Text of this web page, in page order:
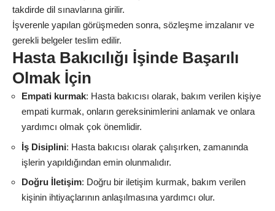
takdirde dil sınavlarına girilir.
İşverenle yapılan görüşmeden sonra, sözleşme imzalanır ve
gerekli belgeler teslim edilir.
Hasta Bakıcılığı İşinde Başarılı
Olmak İçin
Empati kurmak: Hasta bakıcısı olarak, bakım verilen kişiye
empati kurmak, onların gereksinimlerini anlamak ve onlara
yardımcı olmak çok önemlidir.
İş Disiplini: Hasta bakıcısı olarak çalışırken, zamanında
işlerin yapıldığından emin olunmalıdır.
Doğru İletişim: Doğru bir iletişim kurmak, bakım verilen
kişinin ihtiyaçlarının anlaşılmasına yardımcı olur.